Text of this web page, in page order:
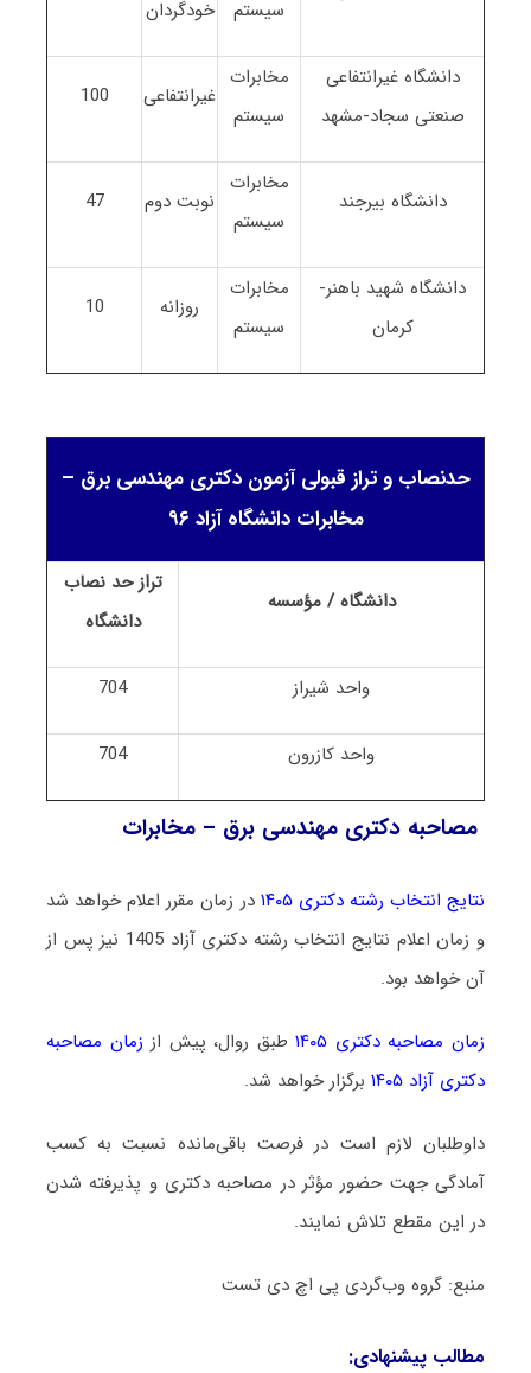
سیستم خودگردان
دانشگاه غیرانتفاعی
صنعتی سجاد-مشهد
مخابرات
سیستم
غیرانتفاعی 100
دانشگاه بیرجند
مخابرات
سیستم
نوبت دوم 47
دانشگاه شهید باهنر-
کرمان
مخابرات
سیستم
روزانه 10
حدنصاب و تراز قبولی آزمون دکتری مهندسی برق –
مخابرات دانشگاه آزاد ۹۶
دانشگاه / مؤسسه
تراز حد نصاب
دانشگاه
واحد شیراز 704
واحد کازرون 704
مصاحبه دکتری مهندسی برق – مخابرات
نتایج انتخاب رشته دکتری ۱۴۰۵
در زمان مقرر اعلام خواهد شد
و زمان اعلام نتایج انتخاب رشته دکتری آزاد 1405 نیز پس از
آن خواهد بود.
زمان مصاحبه دکتری ۱۴۰۵ طبق روال، پیش از زمان مصاحبه
دکتری آزاد ۱۴۰۵
برگزار خواهد شد.
داوطلبان لازم است در فرصت باقی‌مانده نسبت به کسب
آمادگی جهت حضور مؤثر در مصاحبه دکتری و پذیرفته شدن
در این مقطع تلاش نمایند.
منبع: گروه وب‌گردی پی اچ دی تست
مطالب پیشنهادی: